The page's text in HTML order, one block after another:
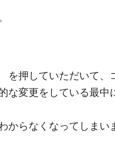
押していただいて、
な変更をしている最
からなくなってしま